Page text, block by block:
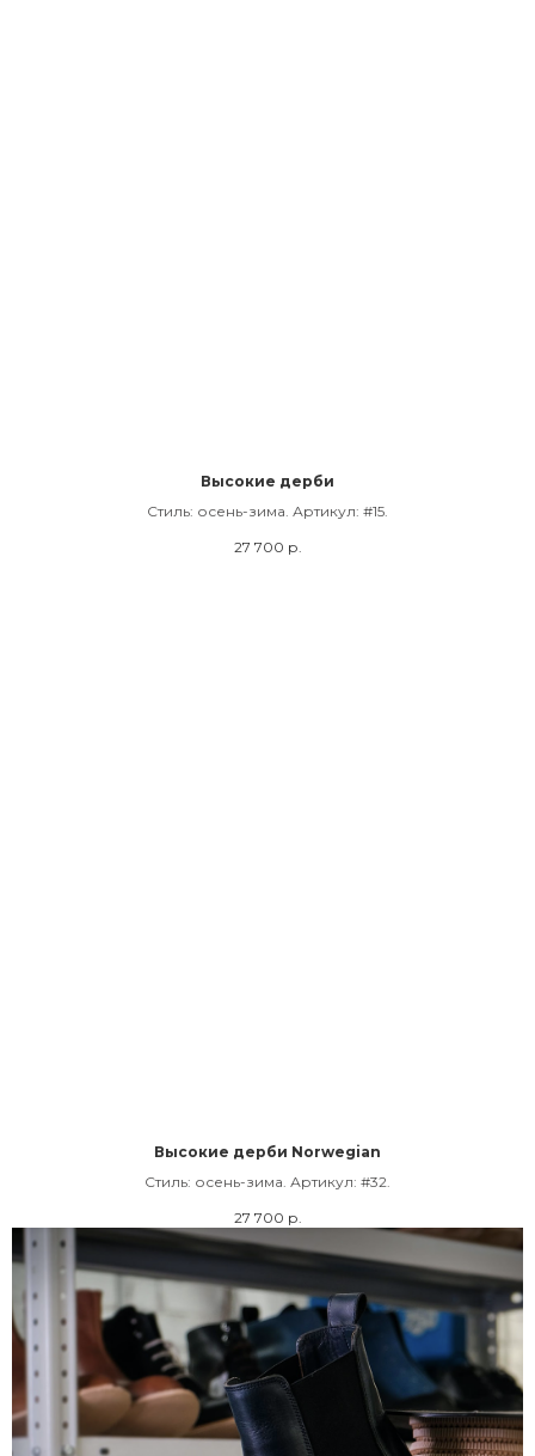
Высокие дерби
Cтиль: осень-зима. Артикул: #15.
27 700 р.
Высокие дерби Norwegian
Cтиль: осень-зима. Артикул: #32.
27 700 р.